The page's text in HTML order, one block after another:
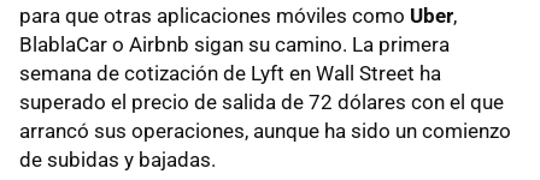
para que otras aplicaciones móviles como Uber,
BlablaCar o Airbnb sigan su camino. La primera
semana de cotización de Lyft en Wall Street ha
superado el precio de salida de 72 dólares con el que
arrancó sus operaciones, aunque ha sido un comienzo
de subidas y bajadas.